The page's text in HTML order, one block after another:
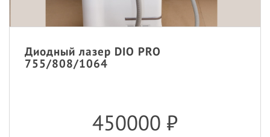
Диодный лазер DIO PRO
755/808/1064
450000 ₽